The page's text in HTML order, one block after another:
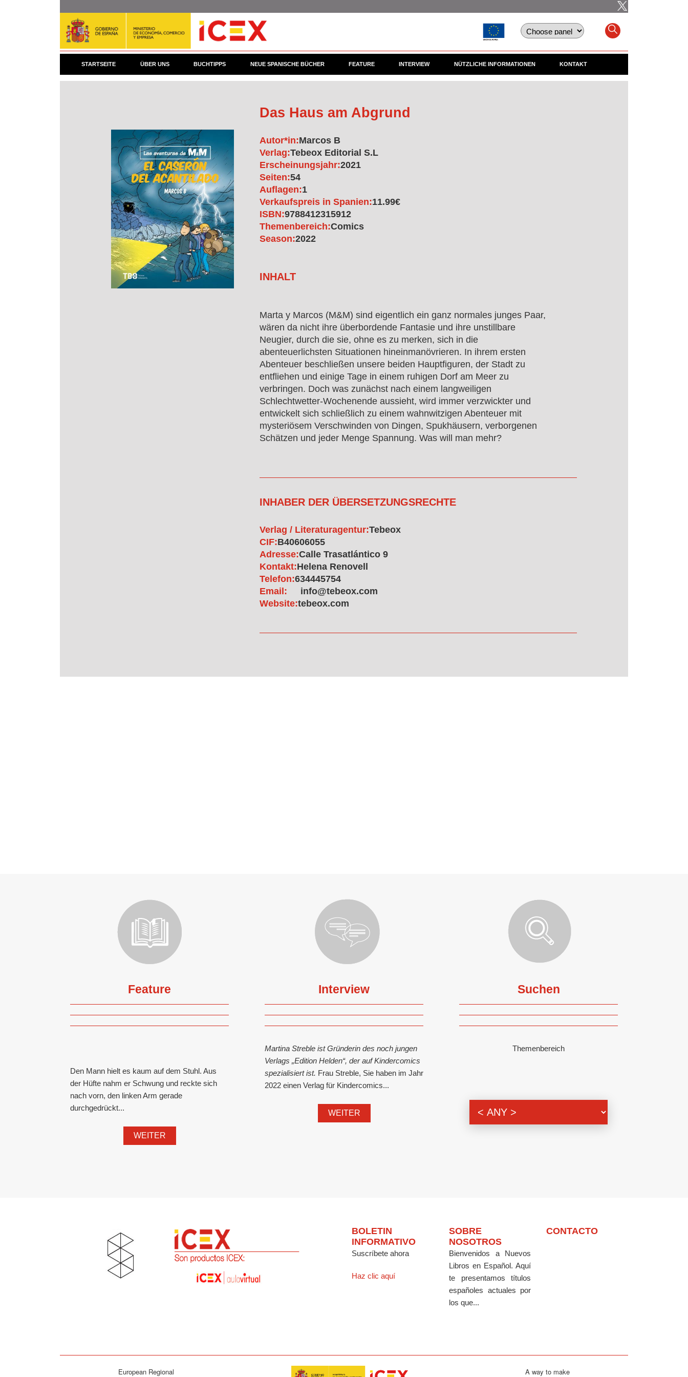
STARTSEITE ÜBER UNS BUCHTIPPS NEUE SPANISCHE BÜCHER FEATURE INTERVIEW NÜTZLICHE INFORMATIONEN KONTAKT
Das Haus am Abgrund
Autor*in:Marcos B
Verlag:Tebeox Editorial S.L
Erscheinungsjahr:2021
Seiten:54
Auflagen:1
Verkaufspreis in Spanien:11.99€
ISBN:9788412315912
Themenbereich:Comics
Season:2022
INHALT
Marta y Marcos (M&M) sind eigentlich ein ganz normales junges Paar,
wären da nicht ihre überbordende Fantasie und ihre unstillbare
Neugier, durch die sie, ohne es zu merken, sich in die
abenteuerlichsten Situationen hineinmanövrieren. In ihrem ersten
Abenteuer beschließen unsere beiden Hauptfiguren, der Stadt zu
entfliehen und einige Tage in einem ruhigen Dorf am Meer zu
verbringen. Doch was zunächst nach einem langweiligen
Schlechtwetter-Wochenende aussieht, wird immer verzwickter und
entwickelt sich schließlich zu einem wahnwitzigen Abenteuer mit
mysteriösem Verschwinden von Dingen, Spukhäusern, verborgenen
Schätzen und jeder Menge Spannung. Was will man mehr?
INHABER DER ÜBERSETZUNGSRECHTE
Verlag / Literaturagentur:Tebeox
CIF:B40606055
Adresse:Calle Trasatlántico 9
Kontakt:Helena Renovell
Telefon:634445754
Email:
info@tebeox.com
Website:tebeox.com
Feature
Den Mann hielt es kaum auf dem Stuhl. Aus
der Hüfte nahm er Schwung und reckte sich
nach vorn, den linken Arm gerade
durchgedrückt...
WEITER
Interview
Martina Streble ist Gründerin des noch jungen
Verlags „Edition Helden“, der auf Kindercomics
spezialisiert ist. Frau Streble, Sie haben im Jahr
2022 einen Verlag für Kindercomics...
WEITER
Suchen
Themenbereich
BOLETIN
INFORMATIVO
Suscríbete ahora
Haz clic aquí
SOBRE
NOSOTROS
Bienvenidos a Nuevos
Libros en Español. Aquí
te presentamos títulos
españoles actuales por
los que...
CONTACTO
European Regional A way to make